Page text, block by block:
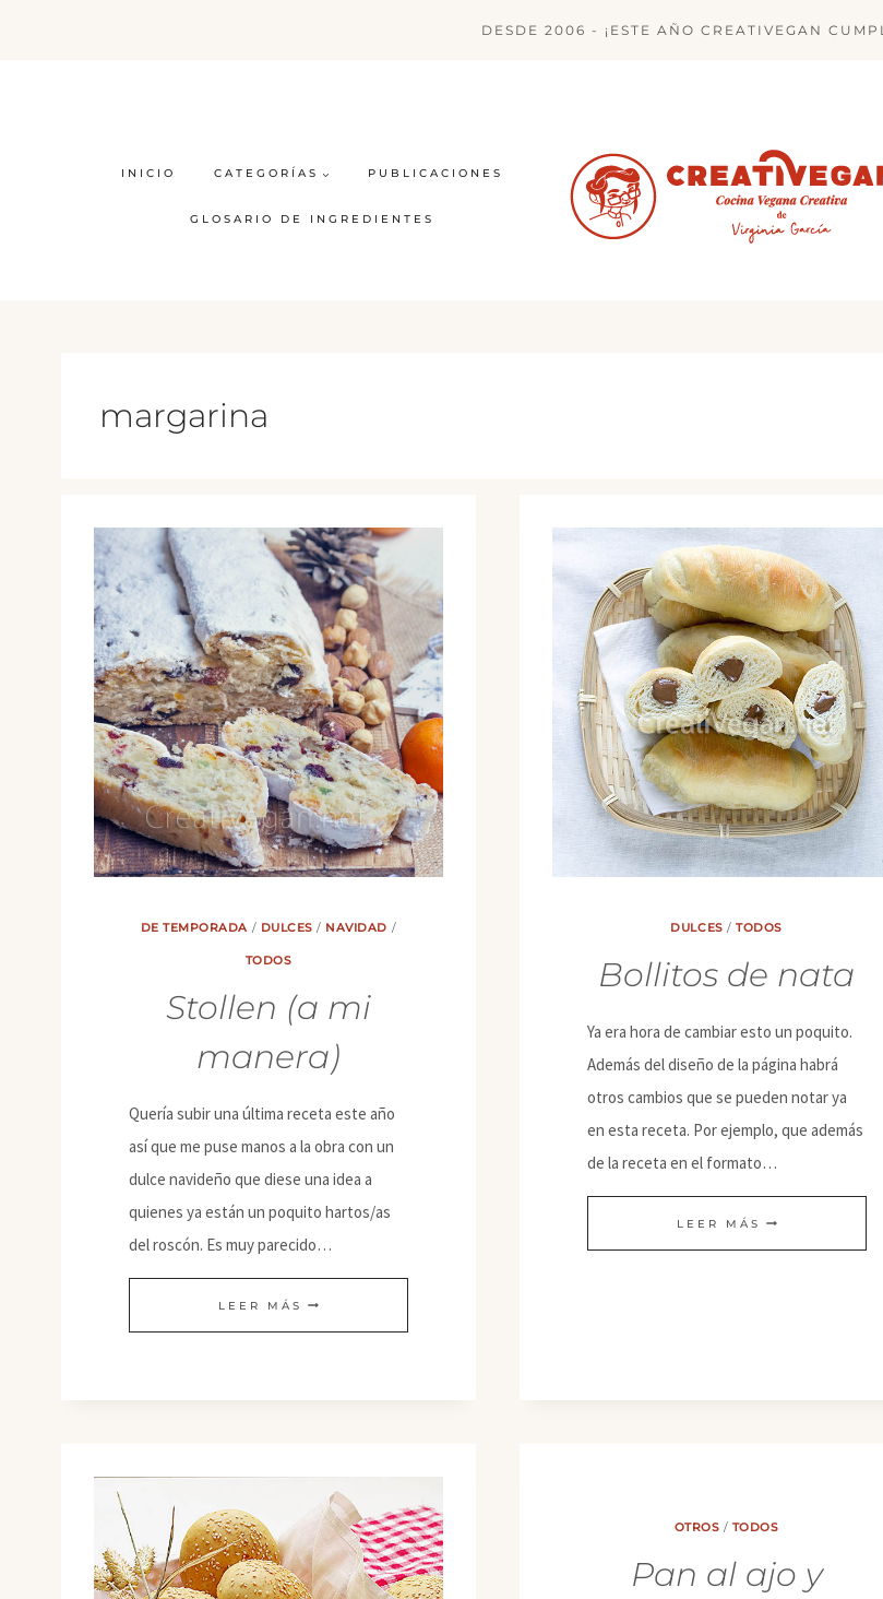
DESDE 2006 - ¡ESTE AÑO CREATIVEGAN
INICIO CATEGORÍAS PUBLICACIONES
GLOSARIO DE INGREDIENTES
margarina
DE TEMPORADA / DULCES / NAVIDAD /
TODOS
Stollen (a mi
manera)
Quería subir una última receta este año
así que me puse manos a la obra con un
dulce navideño que diese una idea a
quienes ya están un poquito hartos/as
del roscón. Es muy parecido…
LEER MÁS STOLLEN
(A
DULCES /TODOS
Bollitos de nata
Ya era hora de cambiar esto un poquito.
Además del diseño de la página habrá
otros cambios que se pueden notar ya
en esta receta. Por ejemplo, que además
de la receta en el formato…
LEER MÁS BOLLITOS
DE
OTROS / TODOS
Pan al ajo y